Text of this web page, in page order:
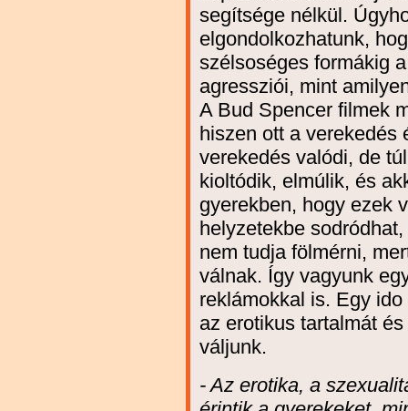
segítsége nélkül.
elgondolkozhatunk,
szélsoséges formákig
agressziói, mint
A Bud Spencer filmek
hiszen ott a verekedés
verekedés valódi, de
kioltódik, elmúlik, és
gyerekben, hogy ezek
helyzetekbe
nem tudja fölmérni,
válnak. Így vagyunk
reklámokkal is. Egy
az erotikus tartalmát
váljunk.
- Az erotika, a